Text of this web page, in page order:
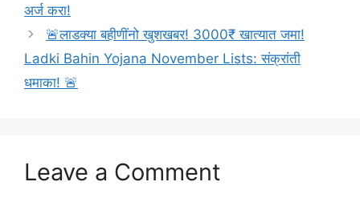
अर्ज करा!
🚨लाडक्या बहीणींनो खुशखबर! 3000₹ खात्यात जमा!
Ladki Bahin Yojana November Lists: संक्रांती
धमाका! 🚨
Leave a Comment